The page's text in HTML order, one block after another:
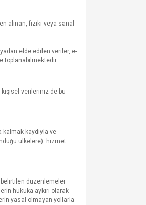
alınan, fiziki veya sanal
elde edilen veriler, e-
toplanabilmektedir.
verileriniz de bu
kalmak kaydıyla ve
ülkelere) hizmet
belirtilen düzenlemeler
hukuka aykırı olarak
yasal olmayan yollarla